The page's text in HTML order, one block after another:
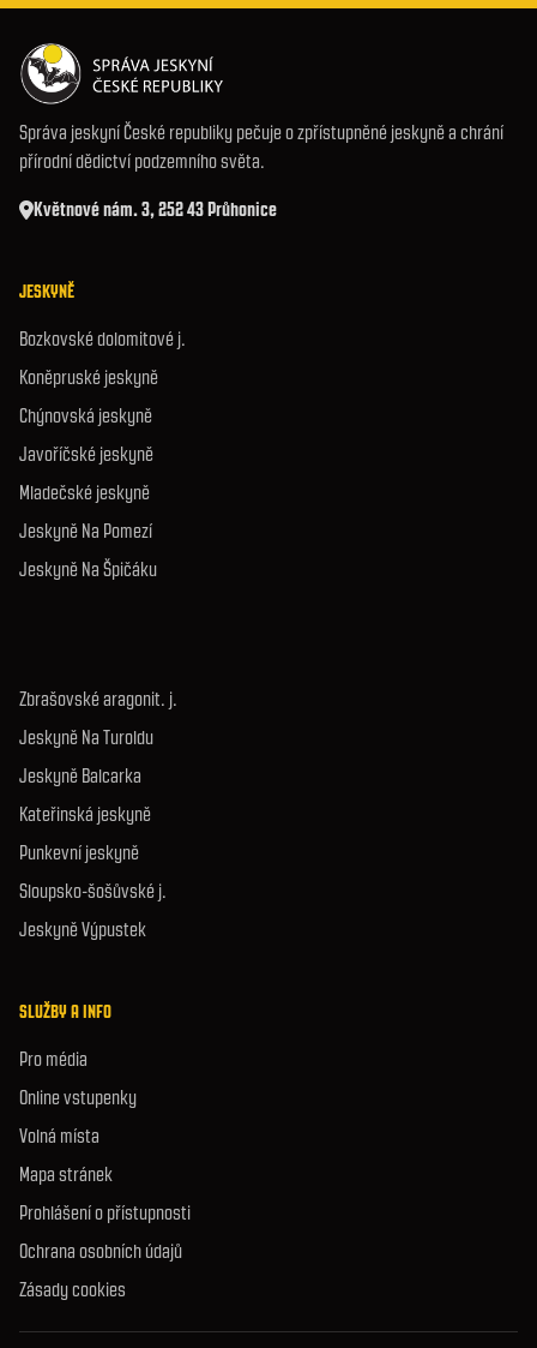
Správa jeskyní České republiky pečuje o zpřístupněné jeskyně a chrání
přírodní dědictví podzemního světa.
Květnové nám. 3, 252 43 Průhonice
JESKYNĚ
Bozkovské dolomitové j.
Koněpruské jeskyně
Chýnovská jeskyně
Javoříčské jeskyně
Mladečské jeskyně
Jeskyně Na Pomezí
Jeskyně Na Špičáku
Zbrašovské aragonit. j.
Jeskyně Na Turoldu
Jeskyně Balcarka
Kateřinská jeskyně
Punkevní jeskyně
Sloupsko-šošůvské j.
Jeskyně Výpustek
SLUŽBY A INFO
Pro média
Online vstupenky
Volná místa
Mapa stránek
Prohlášení o přístupnosti
Ochrana osobních údajů
Zásady cookies